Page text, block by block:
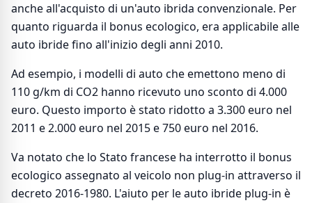
anche all'acquisto di un'auto ibrida convenzionale. Per
quanto riguarda il bonus ecologico, era applicabile alle
auto ibride fino all'inizio degli anni 2010.
Ad esempio, i modelli di auto che emettono meno di
110 g/km di CO2 hanno ricevuto uno sconto di 4.000
euro. Questo importo è stato ridotto a 3.300 euro nel
2011 e 2.000 euro nel 2015 e 750 euro nel 2016.
Va notato che lo Stato francese ha interrotto il bonus
ecologico assegnato al veicolo non plug-in attraverso il
decreto 2016-1980. L'aiuto per le auto ibride plug-in è